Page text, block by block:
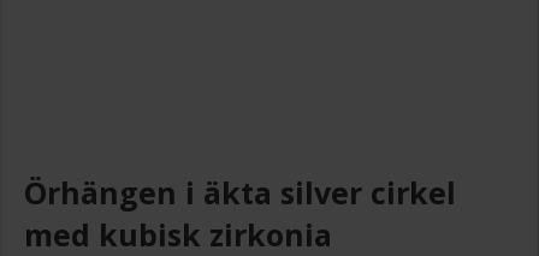
Örhängen i äkta silver cirkel
med kubisk zirkonia